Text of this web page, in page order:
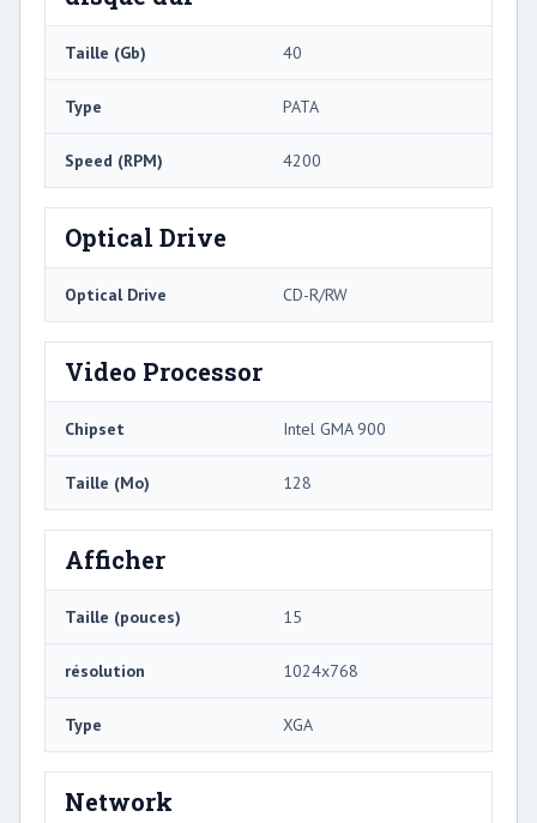
Taille (Gb) 40
Type PATA
Speed ​​(RPM) 4200
Optical Drive
Optical Drive CD-R/RW
Video Processor
Chipset Intel GMA 900
Taille (Mo) 128
Afficher
Taille (pouces) 15
résolution 1024x768
Type XGA
Network